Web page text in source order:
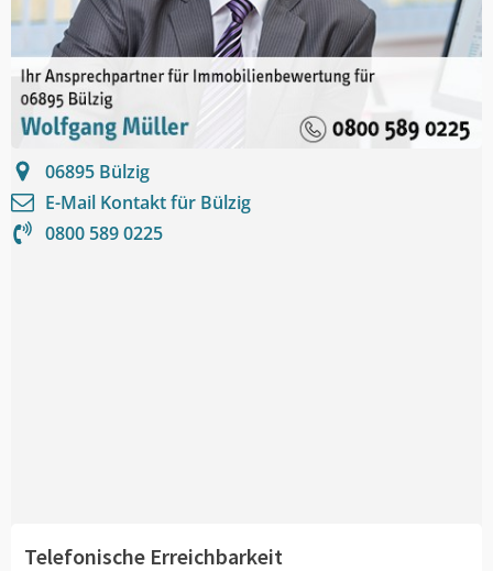
06895 Bülzig
E-Mail Kontakt für Bülzig
0800 589 0225
Telefonische Erreichbarkeit